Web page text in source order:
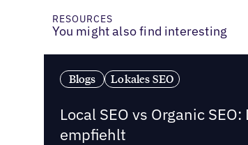
RESOURCES
You might also find interesting
Blogs Lokales SEO
Local SEO vs Organic
empfiehlt